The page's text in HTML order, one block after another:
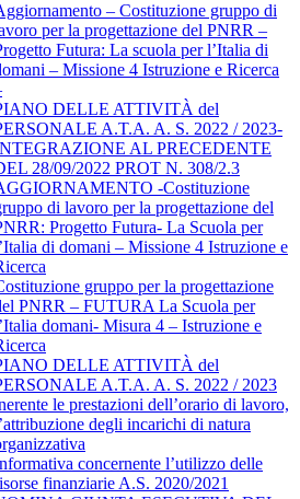
– Costituzione gruppo di
per la progettazione del PNRR –
Futura: La scuola per l’Italia di
– Missione 4 Istruzione e Ricerca
DELLE ATTIVITÀ del
A.T.A. A. S. 2022 / 2023-
AL PRECEDENTE
28/09/2022 PROT N. 308/2.3
-Costituzione
di lavoro per la progettazione del
Progetto Futura- La Scuola per
di domani – Missione 4 Istruzione e
gruppo per la progettazione
PNRR – FUTURA La Scuola per
domani- Misura 4 – Istruzione e
DELLE ATTIVITÀ del
A.T.A. A. S. 2022 / 2023
le prestazioni dell’orario di lavoro,
degli incarichi di natura
concernente l’utilizzo delle
finanziarie A.S. 2020/2021